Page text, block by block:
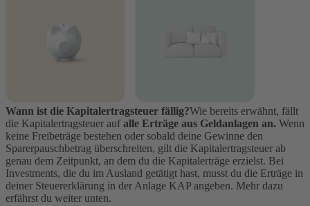
Wann ist die Kapitalertragsteuer fällig?Wie bereits erwähnt, fällt
die Kapitalertragsteuer auf alle Erträge aus Geldanlagen an. Wenn
keine Freibeträge bestehen oder sobald deine Gewinne den
Sparerpauschbetrag überschreiten, gilt die Kapitalertragsteuer ab
genau dem Zeitpunkt, an dem du die Kapitalerträge erzielst. Bei
Investments, die du im Ausland getätigt hast, musst du die Erträge in
deiner Steuererklärung in der Anlage KAP angeben. Mehr dazu
erfährst du weiter unten.